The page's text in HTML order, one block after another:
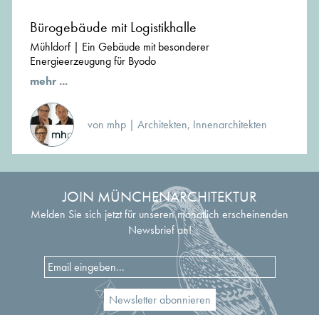
Bürogebäude mit Logistikhalle
Mühldorf | Ein Gebäude mit besonderer
Energieerzeugung für Byodo
mehr ...
von mhp | Architekten, Innenarchitekten
JOIN MÜNCHENARCHITEKTUR
Melden Sie sich jetzt für unseren monatlich erscheinenden
Newsbrief an!